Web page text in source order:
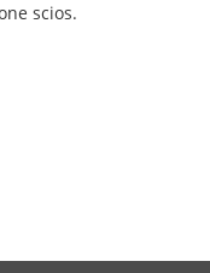
scios.